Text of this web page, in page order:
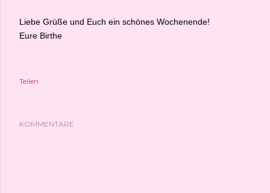
Liebe Grüße und Euch ein schönes Wochenende!
Eure Birthe
Teilen
KOMMENTARE